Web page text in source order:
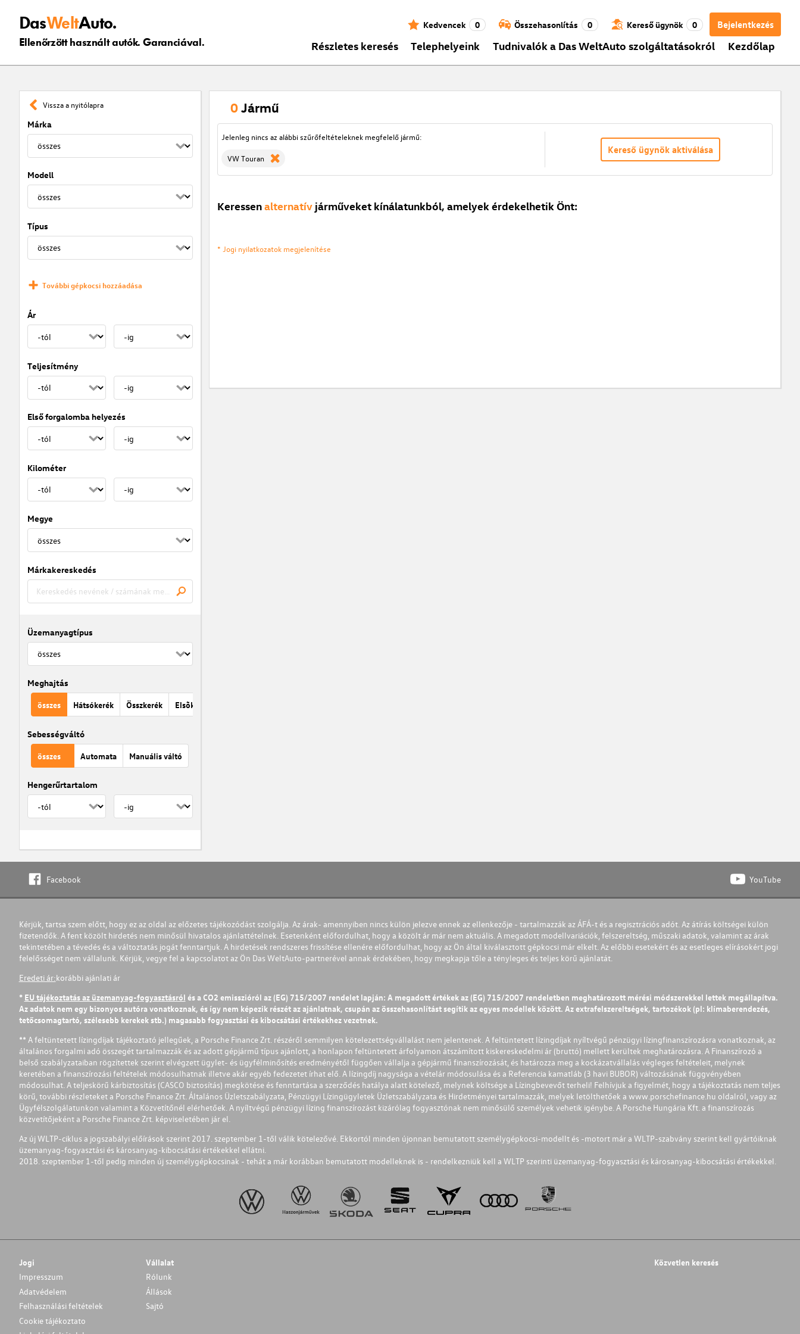
DasWeltAuto.
Ellenőrzött használt autók. Garanciával.
Bejelentkezés
Kedvencek 0 Összehasonlítás 0 Kereső ügynök 0
Részletes keresés Telephelyeink Tudnivalók a Das WeltAuto szolgáltatásokról Kezdőlap
Vissza a nyitólapra
Márka
Modell
Típus
További gépkocsi hozzáadása
Ár
Teljesítmény
Első forgalomba helyezés
Kilométer
Megye
Márkakereskedés
Üzemanyagtípus
Meghajtás
összes Hátsókerék Összkerék Elsõkerék
Sebességváltó
összes Automata Manuális váltó
Hengerűrtartalom
0Jármű
Jelenleg nincs az alábbi szűrőfeltételeknek megfelelő jármű:
VW Touran
Kereső ügynök aktiválása
Keressenalternatív járműveket kínálatunkból, amelyek érdekelhetik Önt:
* Jogi nyilatkozatok megjelenítése
Facebook YouTube
Kérjük, tartsa szem előtt, hogy ez az oldal az előzetes tájékozódást szolgálja. Az árak- amennyiben nincs külön jelezve ennek az ellenkezője - tartalmazzák az ÁFÁ-t és a regisztrációs adót. Az átírás költségei külön
fizetendők. A fent közölt hirdetés nem minősül hivatalos ajánlattételnek. Esetenként előfordulhat, hogy a közölt ár már nem aktuális. A megadott modellvariációk, felszereltség, műszaki adatok, valamint az árak
tekintetében a tévedés és a változtatás jogát fenntartjuk. A hirdetések rendszeres frissítése ellenére előfordulhat, hogy az Ön által kiválasztott gépkocsi már elkelt. Az előbbi esetekért és az esetleges elírásokért jogi
felelősséget nem vállalunk. Kérjük, vegye fel a kapcsolatot az Ön Das WeltAuto-partnerével annak érdekében, hogy megkapja tőle a tényleges és teljes körű ajánlatát.
Eredeti ár:korábbi ajánlati ár
* EU tájékoztatás az üzemanyag-fogyasztásról és a CO2 emisszióról az (EG) 715/2007 rendelet lapján: A megadott értékek az (EG) 715/2007 rendeletben meghatározott mérési módszerekkel lettek megállapítva.
Az adatok nem egy bizonyos autóra vonatkoznak, és így nem képezik részét az ajánlatnak, csupán az összehasonlítást segítik az egyes modellek között. Az extrafelszereltségek, tartozékok (pl: klímaberendezés,
tetőcsomagtartó, szélesebb kerekek stb.) magasabb fogyasztási és kibocsátási értékekhez vezetnek.
** A feltüntetett lízingdíjak tájékoztató jellegűek, a Porsche Finance Zrt. részéről semmilyen kötelezettségvállalást nem jelentenek. A feltüntetett lízingdíjak nyíltvégű pénzügyi lízingfinanszírozásra vonatkoznak, az
általános forgalmi adó összegét tartalmazzák és az adott gépjármű típus ajánlott, a honlapon feltüntetett árfolyamon átszámított kiskereskedelmi ár (bruttó) mellett kerültek meghatározásra. A Finanszírozó a
belső szabályzataiban rögzítettek szerint elvégzett ügylet- és ügyfélminősítés eredményétől függően vállalja a gépjármű finanszírozását, és határozza meg a kockázatvállalás végleges feltételeit, melynek
keretében a finanszírozási feltételek módosulhatnak illetve akár egyéb fedezetet írhat elő. A lízingdíj nagysága a vételár módosulása és a Referencia kamatláb (3 havi BUBOR) változásának függvényében
módosulhat. A teljeskörű kárbiztosítás (CASCO biztosítás) megkötése és fenntartása a szerződés hatálya alatt kötelező, melynek költsége a Lízingbevevőt terheli! Felhívjuk a figyelmét, hogy a tájékoztatás nem teljes
körű, további részleteket a Porsche Finance Zrt. Általános Üzletszabályzata, Pénzügyi Lízingügyletek Üzletszabályzata és Hirdetményei tartalmazzák, melyek letölthetőek a www.porschefinance.hu oldalról, vagy az
Ügyfélszolgálatunkon valamint a Közvetítőnél elérhetőek. A nyíltvégű pénzügyi lízing finanszírozást kizárólag fogyasztónak nem minősülő személyek vehetik igénybe. A Porsche Hungária Kft. a finanszírozás
közvetítőjeként a Porsche Finance Zrt. képviseletében jár el.
Az új WLTP-ciklus a jogszabályi előírások szerint 2017. szeptember 1-től válik kötelezővé. Ekkortól minden újonnan bemutatott személygépkocsi-modellt és -motort már a WLTP-szabvány szerint kell gyártóiknak
üzemanyag-fogyasztási és károsanyag-kibocsátási értékekkel ellátni.
2018. szeptember 1-től pedig minden új személygépkocsinak - tehát a már korábban bemutatott modelleknek is - rendelkezniük kell a WLTP szerinti üzemanyag-fogyasztási és károsanyag-kibocsátási értékekkel.
Jogi
Impresszum
Adatvédelem
Felhasználási feltételek
Cookie tájékoztato
Vállalat
Rólunk
Állások
Sajtó
Közvetlen keresés